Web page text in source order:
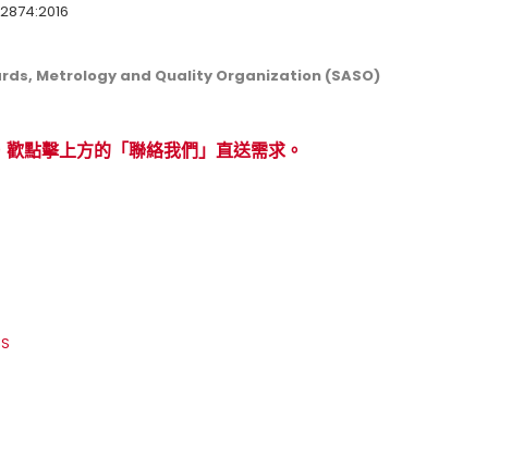
Metrology and Quality Organization (SASO)
點擊上方的「聯絡我們」直送需求。